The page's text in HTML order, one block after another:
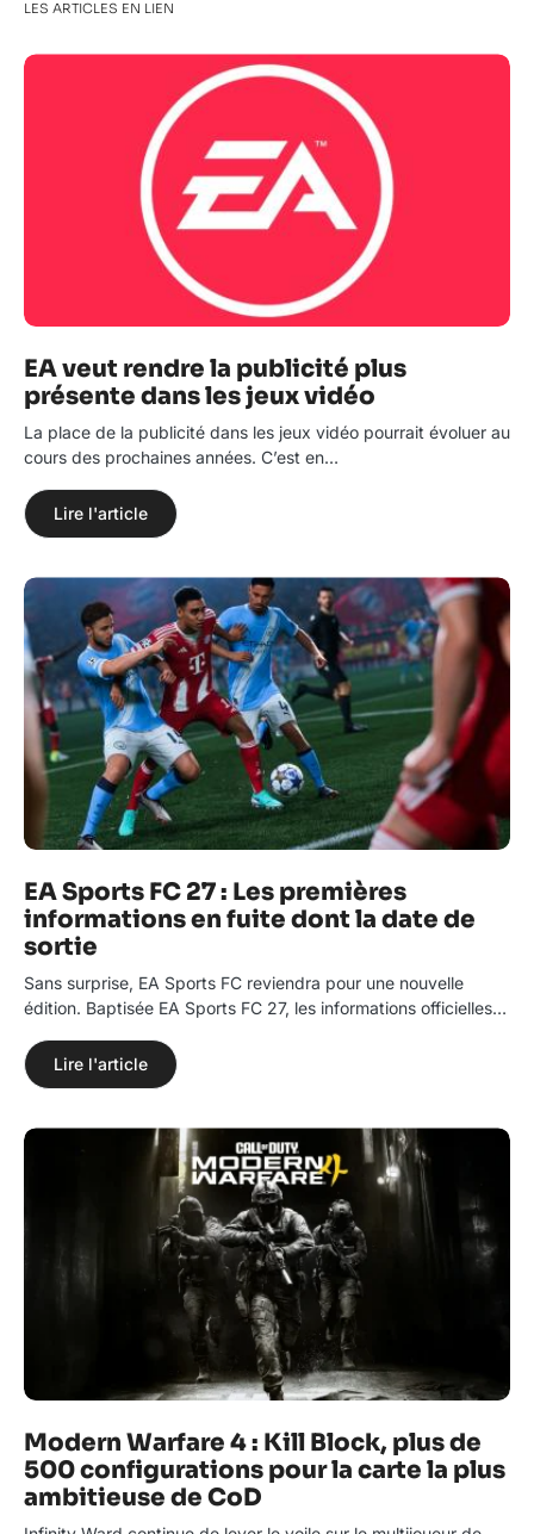
LES ARTICLES EN LIEN
EA veut rendre la publicité plus
présente dans les jeux vidéo
La place de la publicité dans les jeux vidéo pourrait évoluer au
cours des prochaines années. C’est en…
Lire l'article
EA Sports FC 27 : Les premières
informations en fuite dont la date de
sortie
Sans surprise, EA Sports FC reviendra pour une nouvelle
édition. Baptisée EA Sports FC 27, les informations officielles…
Lire l'article
Modern Warfare 4 : Kill Block, plus de
500 configurations pour la carte la plus
ambitieuse de CoD